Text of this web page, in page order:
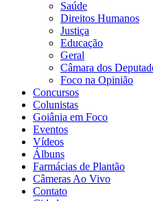
Saúde
Direitos Humanos
Justiça
Educação
Geral
Câmara dos
Foco na Opinião
Concursos
Colunistas
Goiânia em Foco
Eventos
Vídeos
Álbuns
Farmácias de Plantão
Câmeras Ao Vivo
Contato